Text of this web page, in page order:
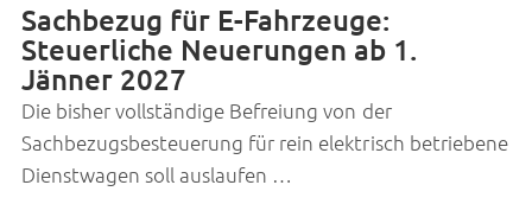
Sachbezug für E-Fahrzeuge:
Steuerliche Neuerungen ab 1.
Jänner 2027
Die bisher vollständige Befreiung von der
Sachbezugsbesteuerung für rein elektrisch betriebene
Dienstwagen soll auslaufen …